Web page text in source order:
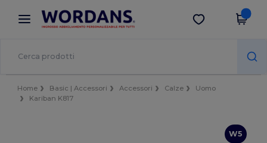
× App Wordans
Prezzi migliori sull'app!
Scarica app
Home Basic | Accessori Accessori Calze
Uomo
Kariban K817
W5